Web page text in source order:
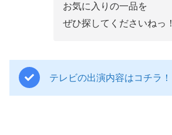
お気に入りの一品を
ぜひ探してくださいねっ！
テレビの出演内容はコチラ！